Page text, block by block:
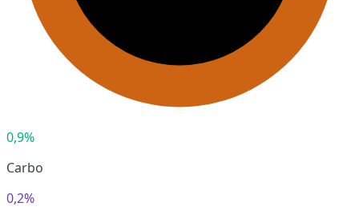
0,9%
Carbo
0,2%